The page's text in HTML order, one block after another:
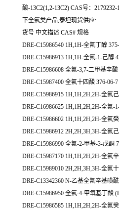
酸-13C2(1,2-13C2) CAS号：
下全氟类产品,泰坦现货供应:
货号 中文描述 CAS# 规格
DRE-C15986540 1H,1H-全氟丁醇
DRE-C15986913 1H,1H-全氟-1-己醇
DRE-C15986608 全氟-3,7-二甲基辛酸
DRE-C15987400 全氟十四酸 376-06-7
DRE-C15986915 1H,1H,2H,2H-全氟
DRE-C16986625 1H,1H,2H,2H-全氟-
DRE-C15986602 1H,1H,2H,2H-全氟
DRE-C15986912 2H,2H,3H,3H-全氟
DRE-C15986990 全氟-2-甲基-3-戊酮
DRE-C15987170 1H,1H,2H,2H-全氟
DRE-C15989010 2H,2H,3H,3H-全氟
DRE-C13342360 N-乙基全氟辛基磺
DRE-C15986950 全氟-4-甲氧基丁酸
DRE-C15986585 1H,1H,2H,2H-全氟